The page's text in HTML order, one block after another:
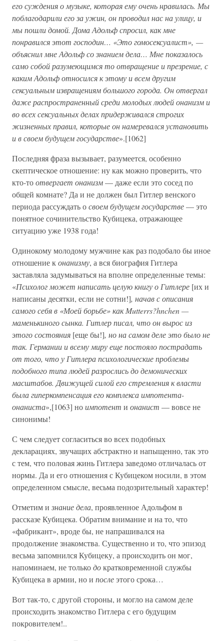
его суждения о музыке, которая ему очень нравилась. Мы
поблагодарили его за ужин, он проводил нас на улицу, и
мы пошли домой. Дома Адольф спросил, как мне
понравился этот господин… «Это гомосексуалист», —
объяснил мне Адольф со знанием дела… Мне показалось
само собой разумеющимся то отвращение и презрение, с
каким Адольф относился к этому и всем другим
сексуальным извращениям большого города. Он отвергал
даже распространенный среди молодых людей онанизм и
во всех сексуальных делах придерживался строгих
жизненных правил, которые он намеревался установить
и в своем будущем государстве».[1062]
Последняя фраза вызывает, разумеется, особенно
скептическое отношение: ну как можно проверить, что
кто-тоотвергает онанизм— даже если это сосед по
общей комнате? Да и не должен был Гитлер венского
периода рассуждать освоем будущем государстве— это
понятное сочинительство Кубицека, отражающее
ситуацию уже 1938 года!
Одинокому молодому мужчине как раз подобало бы иное
отношение конанизму, а вся биография Гитлера
заставляла задумываться на вполне определенные темы:
«Психолог может написать целую книгу о Гитлере [их и
написаны десятки, если не сотни!], начав с описания
самого себя в «Моей борьбе» как Mutterrs?hnchen —
маменькиного сынка. Гитлер писал, что он вырос из
этого состояния [еще бы!], но на самом деле это было не
так. Германии и всему миру еще постояло пострадать
от того, что у Гитлера психологические проблемы
подобного типа людей разрослись до демонических
масштабов. Движущей силой его стремления к власти
была гиперкомпенсация его комплекса импотента-
онаниста»,[1063] ноимпотент и онанист — вовсе не
синонимы!
С чем следует согласиться во всех подобных
декларациях, звучащих абстрактно и напыщенно, так это
с тем, что половая жинь Гитлера заведомо отличалась от
нормы. Да и его отношения с Кубицеком носили, в этом
определенном смысле, весьма подозрительный характер!
Отметим и знание дела, проявленное Адольфом в
рассказе Кубицека. Обратим внимание и на то, что
«фабрикант», вроде бы, не напрашивался на
продолжение знакомства. Существенно и то, что эпизод
весьма запомнился Кубицеку, а происходить он мог,
напоминаем, не толькодократковременной службы
Кубицека в армии, но и послеэтого срока…
Вот так-то, с другой стороны, и могло на самом деле
происходить знакомство Гитлера с его будущим
покровителем!..